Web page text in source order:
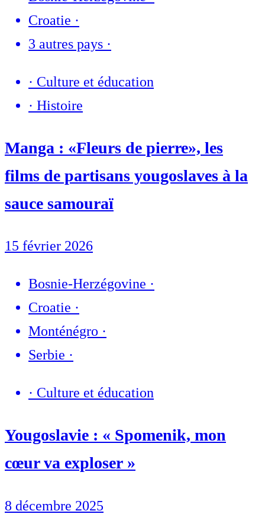
Croatie ·
3 autres pays ·
· Culture et éducation
· Histoire
Manga : «Fleurs de pierre», les
films de partisans yougoslaves à la
sauce samouraï
15 février 2026
Bosnie-Herzégovine ·
Croatie ·
Monténégro ·
Serbie ·
· Culture et éducation
Yougoslavie : « Spomenik, mon
cœur va exploser »
8 décembre 2025